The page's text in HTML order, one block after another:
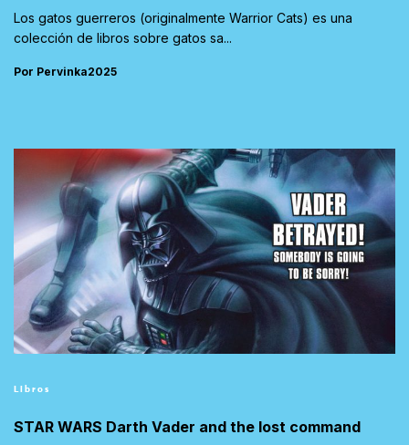
Los gatos guerreros (originalmente Warrior Cats) es una
colección de libros sobre gatos sa...
Por Pervinka2025
Libros
STAR WARS Darth Vader and the lost command